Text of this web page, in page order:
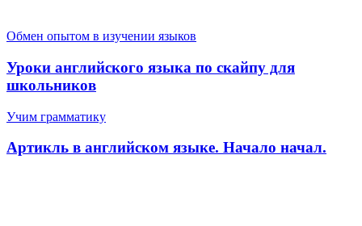
Обмен опытом в изучении языков
Уроки английского языка по скайпу для
школьников
Учим грамматику
Артикль в английском языке. Начало начал.